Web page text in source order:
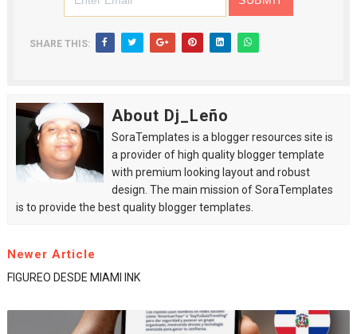
SHARE THIS:
About Dj_Leño
SoraTemplates is a blogger resources site is
a provider of high quality blogger template
with premium looking layout and robust
design. The main mission of SoraTemplates
is to provide the best quality blogger templates.
Newer Article
FIGUREO DESDE MIAMI INK